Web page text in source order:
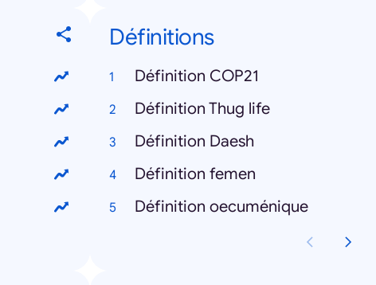
Définitions
Définition COP21
Définition Thug life
Définition Daesh
Définition femen
Définition oecuménique